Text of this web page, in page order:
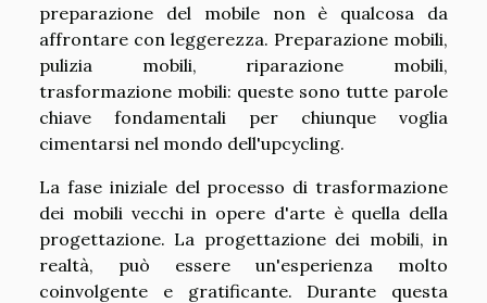
preparazione del mobile non è qualcosa da
affrontare con leggerezza. Preparazione mobili,
pulizia mobili, riparazione mobili,
trasformazione mobili: queste sono tutte parole
chiave fondamentali per chiunque voglia
cimentarsi nel mondo dell'upcycling.
La fase iniziale del processo di trasformazione
dei mobili vecchi in opere d'arte è quella della
progettazione. La progettazione dei mobili, in
realtà, può essere un'esperienza molto
coinvolgente e gratificante. Durante questa